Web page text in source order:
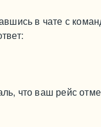
в чате с
что ваш рейс